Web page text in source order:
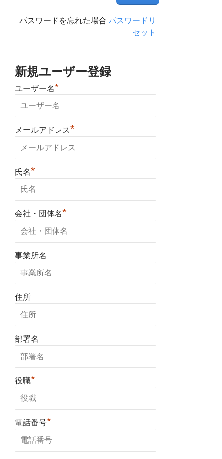
パスワードを忘れた場合パスワードリ
セット
新規ユーザー登録
ユーザー名*
メールアドレス*
氏名*
会社・団体名*
事業所名
住所
部署名
役職*
電話番号*